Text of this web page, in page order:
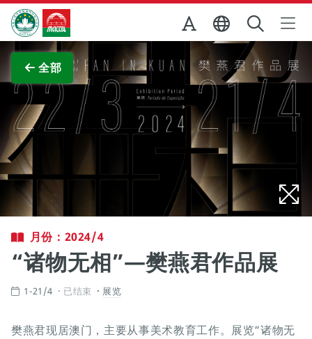
跳至主内容
澳门特别行政区政府旅游局
全部
查看原图
月份：2024/4
“诸物无相”—樊燕君作品展
1-21/4 已结束 展览
樊燕君现居澳门，主要从事美术教育工作。展览“诸物无